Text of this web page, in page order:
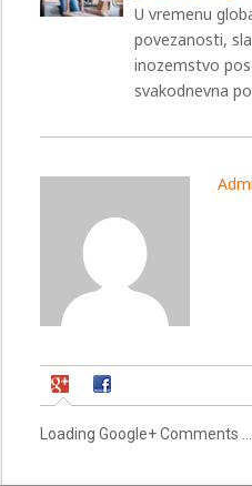
U vremenu
povezanosti,
inozemstvo
svakodnevna
Loading Google+ Comments ...